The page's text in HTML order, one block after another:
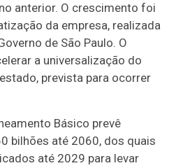
anterior. O crescimento foi
da empresa, realizada
de São Paulo. O
a universalização do
prevista para ocorrer
Básico prevê
bilhões até 2060, dos quais
até 2029 para levar